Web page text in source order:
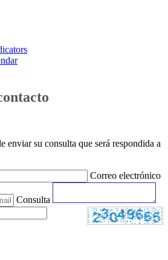
enviar su consulta que será respondida a
Correo electrónico
Consulta